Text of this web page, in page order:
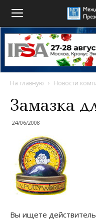
На главную Новости
Замазка
24/06/2008
Вы ищете